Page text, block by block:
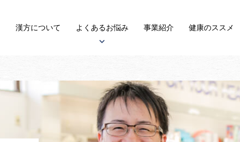
漢方について よくあるお悩み 事業紹介 健康のススメ